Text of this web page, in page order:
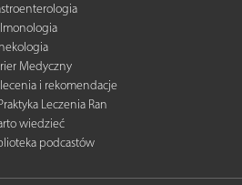
Medyczny
i rekomendacje
Leczenia Ran
wiedzieć
podcastów